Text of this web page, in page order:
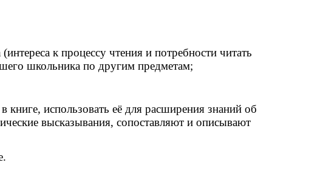
к процессу чтения и потребности читать
школьника по другим предметам;
книге, использовать её для расширения знаний об
высказывания, сопоставляют и описывают